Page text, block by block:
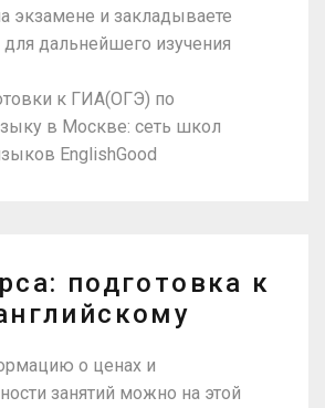
экзамене и закладываете
дальнейшего изучения
подготовка к
о ценах и
занятий можно на этой